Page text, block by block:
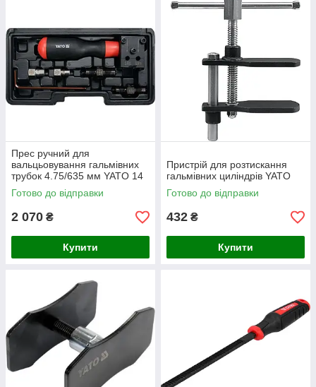
Прес ручний для
вальцьовування гальмівних
трубок 4.75/635 мм YATO 14
передм.
Готово до відправки
2 070 ₴
Купити
Пристрій для розтискання
гальмівних циліндрів YATO
Готово до відправки
432 ₴
Купити